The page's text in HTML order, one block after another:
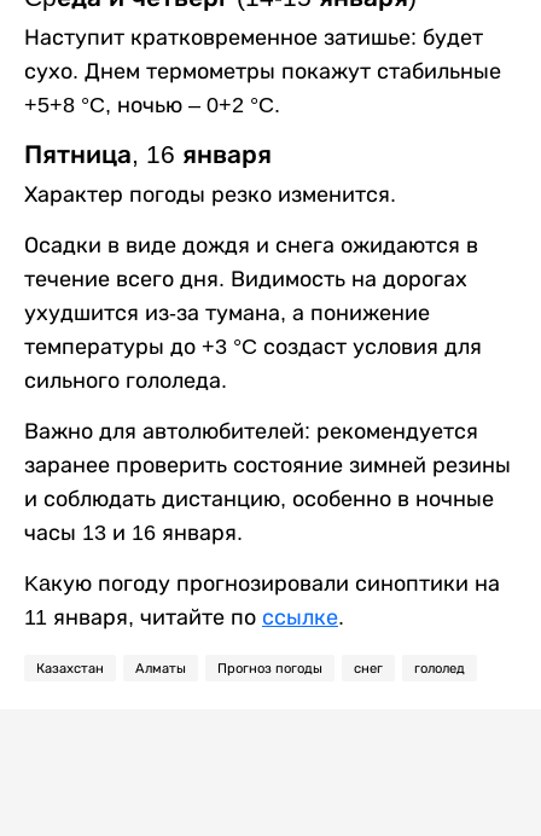
Наступит кратковременное затишье: будет
сухо. Днем термометры покажут стабильные
+5+8 °C, ночью – 0+2 °C.
Пятница, 16 января
Характер погоды резко изменится.
Осадки в виде дождя и снега ожидаются в
течение всего дня. Видимость на дорогах
ухудшится из-за тумана, а понижение
температуры до +3 °C создаст условия для
сильного гололеда.
Важно для автолюбителей: рекомендуется
заранее проверить состояние зимней резины
и соблюдать дистанцию, особенно в ночные
часы 13 и 16 января.
Kaкую погоду прогнозировали синоптики на
11 января, читайте по ссылке.
Казахстан Алматы Прогноз погоды снег гололед